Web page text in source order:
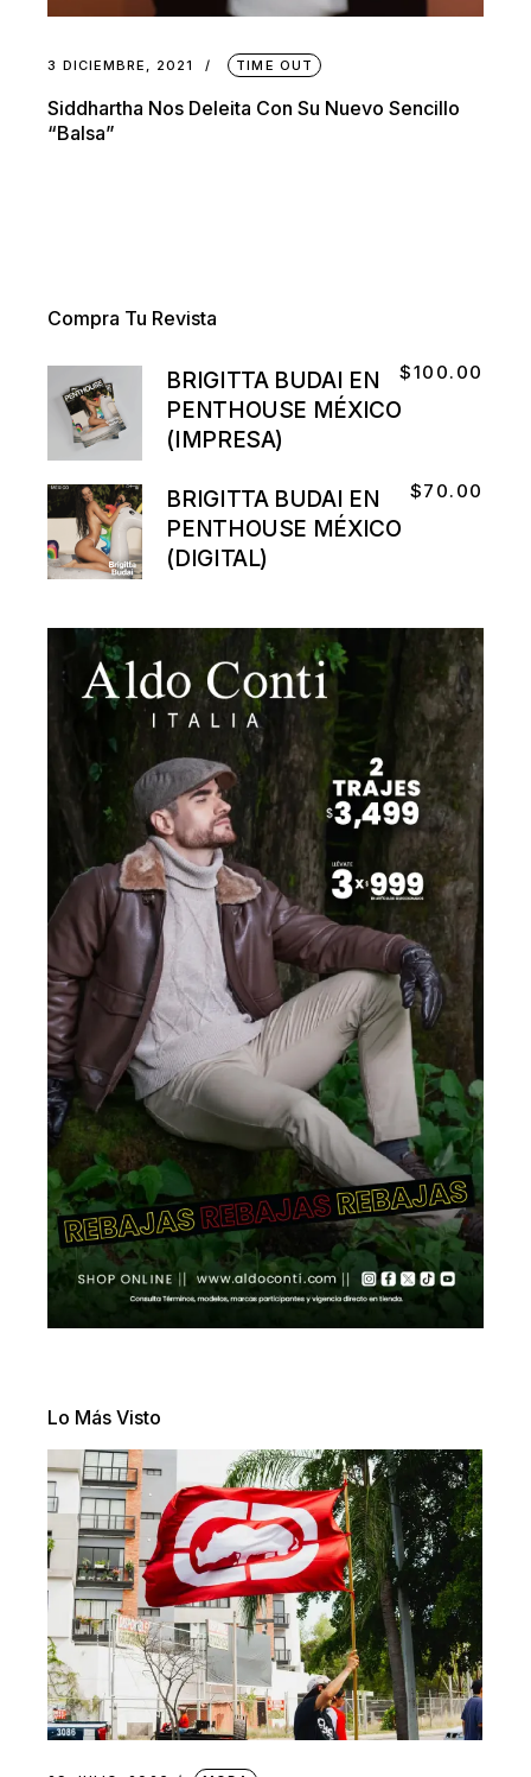
3 DICIEMBRE, 2021 TIME OUT
Siddhartha Nos Deleita Con Su Nuevo Sencillo
“Balsa”
Compra Tu Revista
BRIGITTA BUDAI EN
PENTHOUSE MÉXICO
(IMPRESA)
$100.00
BRIGITTA BUDAI EN
PENTHOUSE MÉXICO
(DIGITAL)
$70.00
Lo Más Visto